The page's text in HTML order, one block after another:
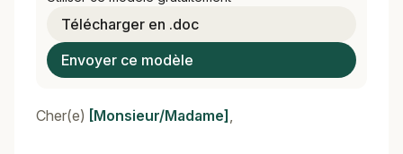
Télécharger en .doc
Envoyer ce modèle
Cher(e) [Monsieur/Madame] ,